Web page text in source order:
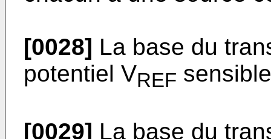
[0028] La base du
potentiel VREF
[0029] La base du